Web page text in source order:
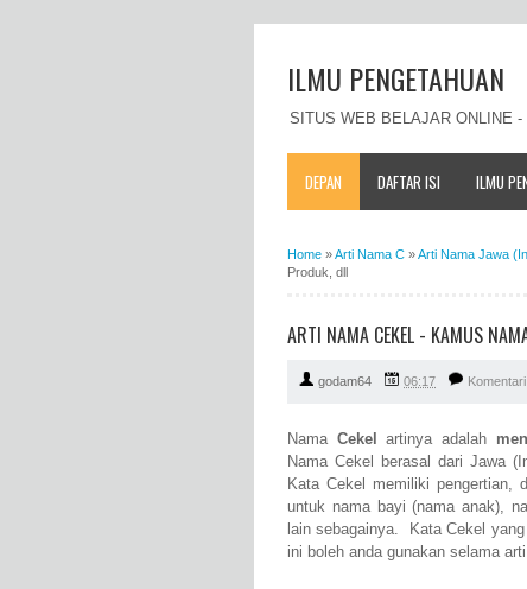
ILMU PENGETAHUAN
SITUS WEB BELAJAR ONLINE
DEPAN DAFTAR ISI ILMU
Home »Arti Nama C »Arti Nama Jawa
Produk, dll
ARTI NAMA CEKEL - KAMUS
godam64 06:17 Komentari
Nama Cekel artinya adalah
Nama Cekel berasal dari Jawa
Kata Cekel memiliki pengertian,
untuk nama bayi (nama anak),
lain sebagainya. Kata Cekel
ini boleh anda gunakan selama